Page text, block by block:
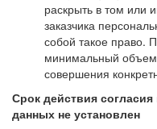
раскрыть в том или
заказчика
собой такое право.
минимальный объем
совершения
Срок действия
данных не установлен